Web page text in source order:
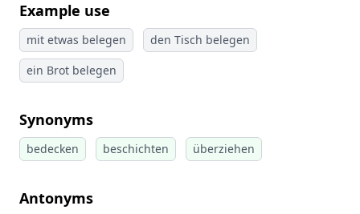
Example use
mit etwas belegen
den Tisch belegen
ein Brot belegen
Synonyms
bedecken beschichten überziehen
Antonyms